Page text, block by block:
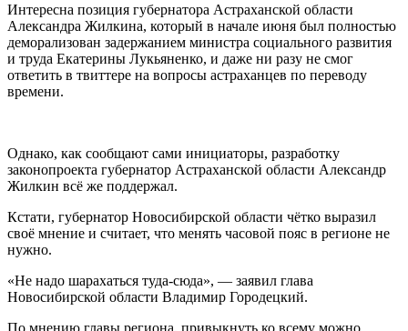
Интересна позиция губернатора Астраханской области
Александра Жилкина, который в начале июня был полностью
деморализован задержанием министра социального развития
и труда Екатерины Лукьяненко, и даже ни разу не смог
ответить в твиттере на вопросы астраханцев по переводу
времени.
Однако, как сообщают сами инициаторы, разработку
законопроекта губернатор Астраханской области Александр
Жилкин всё же поддержал.
Кстати, губернатор Новосибирской области чётко выразил
своё мнение и считает, что менять часовой пояс в регионе не
нужно.
«Не надо шарахаться туда-сюда», — заявил глава
Новосибирской области Владимир Городецкий.
По мнению главы региона, привыкнуть ко всему можно